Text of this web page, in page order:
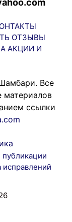
ОТЗЫВЫ
АКЦИИ И
Все
материалов
ссылки
исправлений